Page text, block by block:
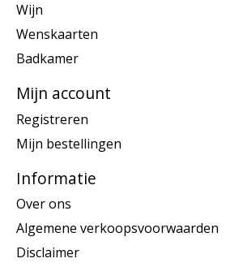
Wijn
Wenskaarten
Badkamer
Mijn account
Registreren
Mijn bestellingen
Informatie
Over ons
Algemene verkoopsvoorwaarden
Disclaimer